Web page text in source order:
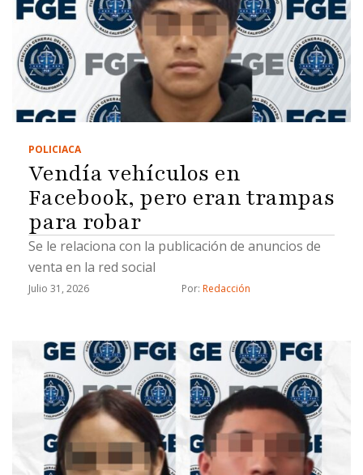
POLICIACA
Vendía vehículos en
Facebook, pero eran trampas
para robar
Se le relaciona con la publicación de anuncios de
venta en la red social
Julio 31, 2026 Por: Redacción